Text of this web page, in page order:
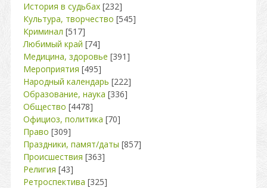
История в судьбах [232]
Культура, творчество [545]
Криминал [517]
Любимый край [74]
Медицина, здоровье [391]
Мероприятия [495]
Народный календарь [222]
Образование, наука [336]
Общество [4478]
Официоз, политика [70]
Право [309]
Праздники, памят/даты [857]
Происшествия [363]
Религия [43]
Ретроспектива [325]